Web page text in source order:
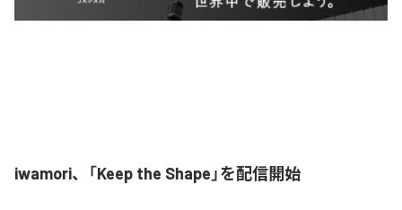
iwamori、「Keep the Shape」を配信開始